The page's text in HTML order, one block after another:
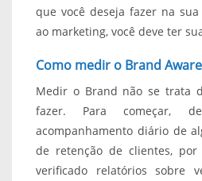
que você deseja fazer na
ao marketing, você deve ter
Como medir o Brand
Medir o Brand não se trata
fazer. Para começar,
acompanhamento diário de
de retenção de clientes, por
verificado relatórios sobre